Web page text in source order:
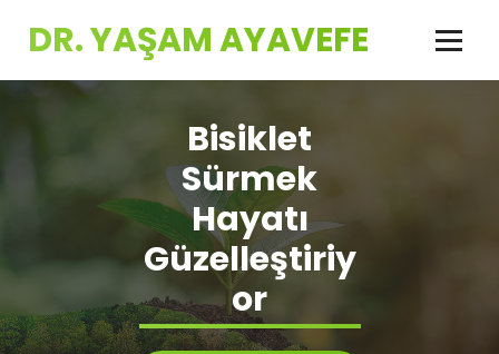
DR. YAŞAM AYAVEFE
Bisiklet
Sürmek
Hayatı
Güzelleştiriy
or